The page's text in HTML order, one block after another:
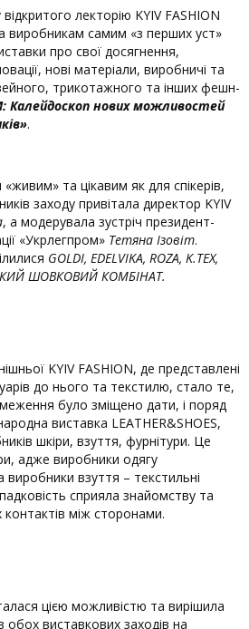
лекторію KYIV FASHION
виробникам самим «з перших уст»
про свої досягнення,
нові матеріали, виробничі та
трикотажного та інших фешн-
Калейдоскоп нових можливостей
.
та цікавим як для спікерів,
заходу привітала директор KYIV
, а модерувала зустріч президент-
«Укрлегпром» Тетяна Ізовіт.
GOLDI, EDELVIKA, ROZA, K.TEX,
ШОВКОВИЙ КОМБІНАТ.
KYIV FASHION, де представлені
до нього та текстилю, стало те,
було зміщено дати, і поряд
виставка LEATHER&SHOES,
шкіри, взуття, фурнітури. Це
адже виробники одягу
взуття – текстильні
сприяла знайомству та
між сторонами.
цією можливістю та вирішила
обох виставкових заходів на